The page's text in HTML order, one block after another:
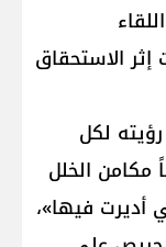
الاستحقاق
لكل
مكامن الخلل
أديرت فيها»،